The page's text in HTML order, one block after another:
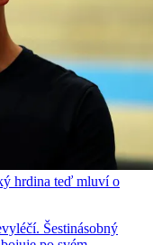
hrdina teď mluví o
Šestinásobný